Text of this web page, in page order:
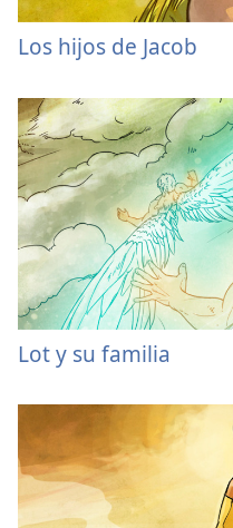
Los hijos de Jacob
Lot y su familia